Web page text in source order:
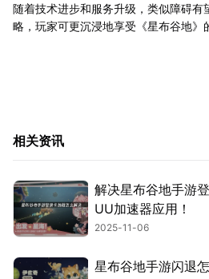
随着技术进步和服务升级，类似障碍有
略，玩家可更沉浸地享受《星布谷地》
相关资讯
解决星布谷地手游
UU加速器应用！
2025-11-06
星布谷地手游闪退